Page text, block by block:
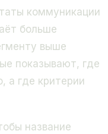
коммуникации
больше
выше
показывают, где
а где критерии
название